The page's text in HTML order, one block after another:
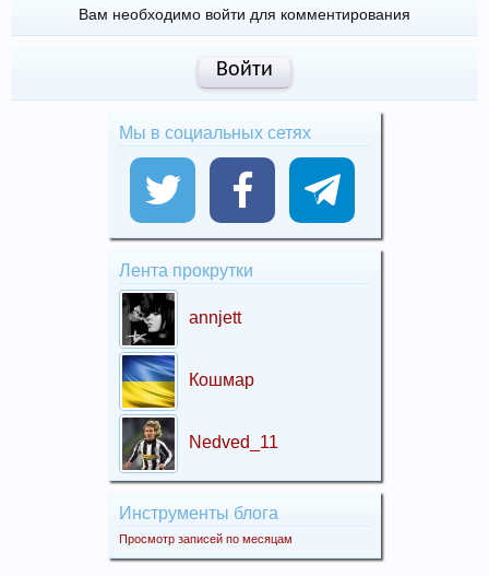
Вам необходимо войти для комментирования
Войти
Мы в социальных сетях
Лента прокрутки
annjett
Кошмар
Nedved_11
Инструменты блога
Просмотр записей по месяцам